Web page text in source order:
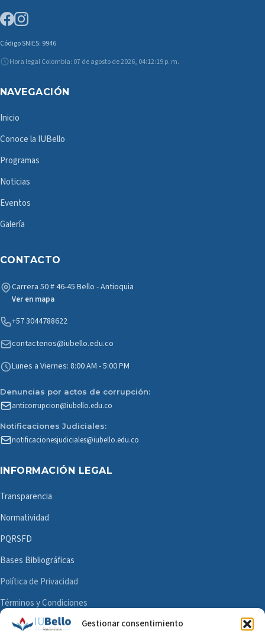
Gestionar consentimiento
Código SNIES: 9946
Hora legal Colombia: 07 de agosto de 2026, 04:12:21 p. m.
NAVEGACIÓN
Inicio
Conoce la IUBello
Programas
Noticias
Eventos
Galería
CONTACTO
Carrera 50 # 46-45 Bello - Antioquia
Ver en mapa
+57 3044788622
contactenos@iubello.edu.co
Lunes a Viernes: 8:00 AM - 5:00 PM
Denuncias por actos de corrupción:
anticorrupcion@iubello.edu.co
Notificaciones Judiciales:
notificacionesjudiciales@iubello.edu.co
INFORMACIÓN LEGAL
Transparencia
Normatividad
PQRSFD
Bases Bibliográficas
Política de Privacidad
Términos y Condiciones
Mapa del Sitio